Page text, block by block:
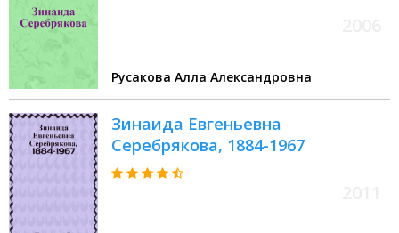
Русакова Алла Александровна
Зинаида Евгеньевна
Серебрякова, 1884-1967